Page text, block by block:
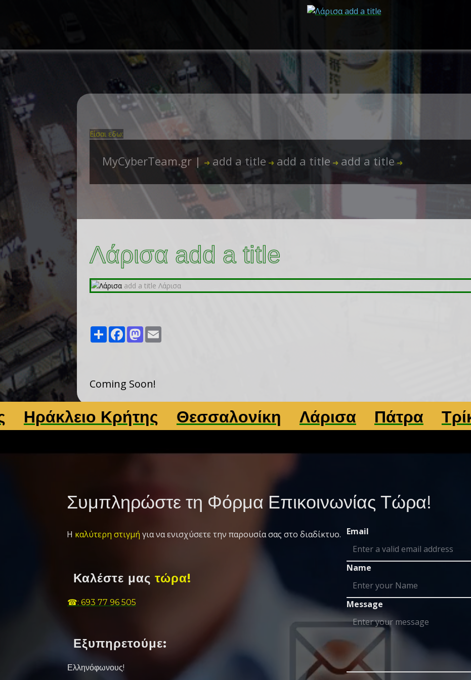
Είσαι εδω:
MyCyberTeam.gr | ➜ add a title ➜ add a title ➜ add a title ➜
Λάρισα add a title
Share FacebookMastodon
Coming Soon!
Κρήτης Θεσσαλονίκη Λάρισα Πάτρα Τρίκαλα
Συμπληρώστε τη Φόρμα Επικοινωνίας Τώρα!
Η καλύτερη στιγμή για να ενισχύσετε την παρουσία σας στο διαδίκτυο.
Καλέστε μας τώρα!
☎: 693 77 96 505
Εξυπηρετούμε:
Ελληνόφωνους!
Email
Name
Message